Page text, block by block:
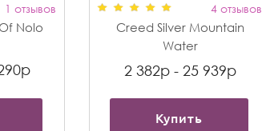
1 отзывов
Nolo
4 отзывов
Creed Silver Mountain
Water
2 382р - 25 939р
Купить